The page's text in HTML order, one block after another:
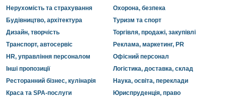
Нерухомість та страхування
Охорона, безпека
Будівництво, архітектура
Туризм та спорт
Дизайн, творчість
Торгівля, продажі, закупівлі
Транспорт, автосервіс
Реклама, маркетинг, PR
HR, управління персоналом
Офісний персонал
Інші пропозиції
Логістика, доставка, склад
Ресторанний бізнес, кулінарія
Наука, освіта, переклади
Краса та SPA-послуги
Юриспруденція, право